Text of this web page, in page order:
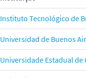
Instituto Tecnológico de
Universidad de Buenos
Universidade Estadual de